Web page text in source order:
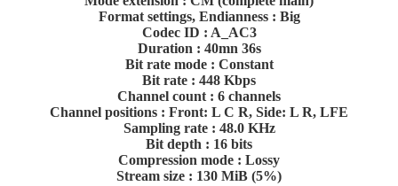
Format settings, Endianness : Big
Codec ID : A_AC3
Duration : 40mn 36s
Bit rate mode : Constant
Bit rate : 448 Kbps
Channel count : 6 channels
Channel positions : Front: L C R, Side: L R, LFE
Sampling rate : 48.0 KHz
Bit depth : 16 bits
Compression mode : Lossy
Stream size : 130 MiB (5%)